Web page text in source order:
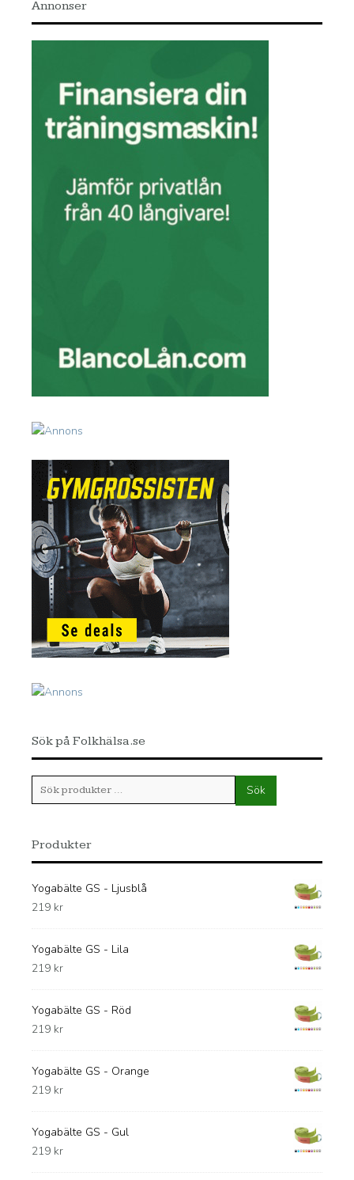
Annonser
Sök på Folkhälsa.se
Sök
efter:
Sök
Produkter
Yogabälte GS - Ljusblå
219 kr
Yogabälte GS - Lila
219 kr
Yogabälte GS - Röd
219 kr
Yogabälte GS - Orange
219 kr
Yogabälte GS - Gul
219 kr